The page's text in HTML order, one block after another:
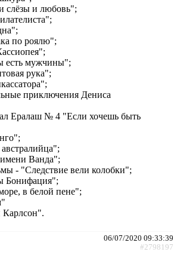
слёзы и любовь";
по роялю";
мужчины";
рука";
приключения Дениса
Ералаш № 4 "Если хочешь быть
Ванда";
- "Следствие вели колобки";
Бонифация";
в белой пене";
06/07/2020 09:33:39
#2798197